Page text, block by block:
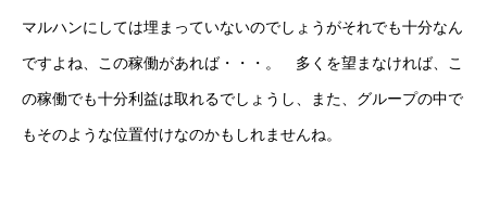
マルハンにしては埋まっていないのでしょうがそれでも十分なん
ですよね、この稼働があれば・・・。 多くを望まなければ、こ
の稼働でも十分利益は取れるでしょうし、また、グループの中で
もそのような位置付けなのかもしれませんね。